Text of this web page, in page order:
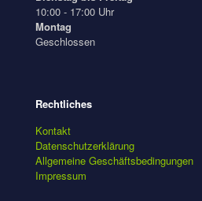
10:00 - 17:00 Uhr
Montag
Geschlossen
Rechtliches
Kontakt
Datenschutzerklärung
Allgemeine Geschäftsbedingungen
Impressum